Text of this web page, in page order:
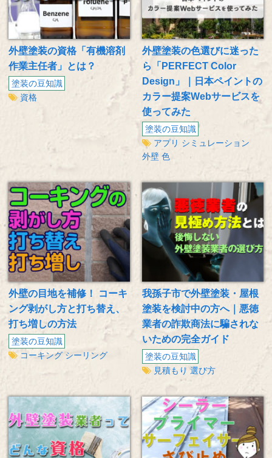
外壁塗装の資格「有機溶剤
作業主任者」とは？
塗装の豆知識
資格
外壁塗装の色選びに迷った
ら「PERFECT Color
Design」｜日本ペイントの
カラー提案Webサービスを
使ってみた
塗装の豆知識
アプリ シミュレーション
外壁 色
外壁の目地を補修！ コーキ
ング剥がし方と打ち替え、
打ち増しの方法
塗装の豆知識
コーキング シーリング
我孫子市で外壁塗装・屋根
塗装を検討中の方へ｜悪徳
業者の詐欺商法に騙されな
いための完全ガイド
塗装の豆知識
見積もり 選び方